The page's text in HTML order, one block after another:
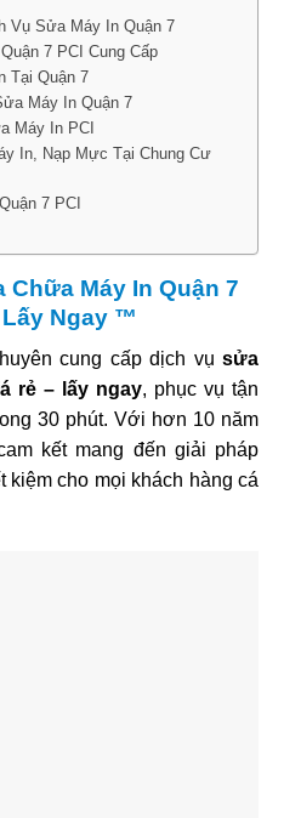
Vụ Sửa Máy In Quận 7
7 PCI Cung Cấp
Tại Quận 7
Máy In Quận 7
Máy In PCI
In, Nạp Mực Tại Chung Cư
7 PCI
Chữa Máy In Quận 7
Lấy Ngay ™
cung cấp dịch vụsửa
rẻ – lấy ngay, phục vụ tận
30 phút. Với hơn 10 năm
kết mang đến giải pháp
kiệm cho mọi khách hàng cá